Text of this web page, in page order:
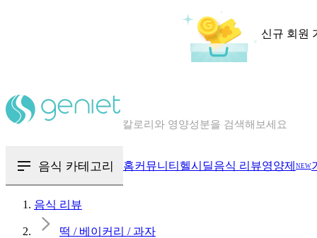
신규 회원
혈당 · 다이어트 음식 검색해보세요
음식 카테고리 홈커뮤니티 헬시딜음식 리뷰영양제 NEW
음식 리뷰
떡 / 베이커리 / 과자